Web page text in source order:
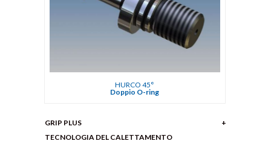
HURCO 45°
Doppio O-ring
GRIP PLUS
TECNOLOGIA DEL CALETTAMENTO